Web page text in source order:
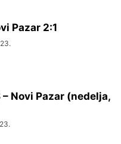
Pazar 2:1
– Novi Pazar (nedelja,